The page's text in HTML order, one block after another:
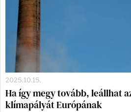
2025.10.15.
Ha így megy tovább, leállhat
klímapályát Európának